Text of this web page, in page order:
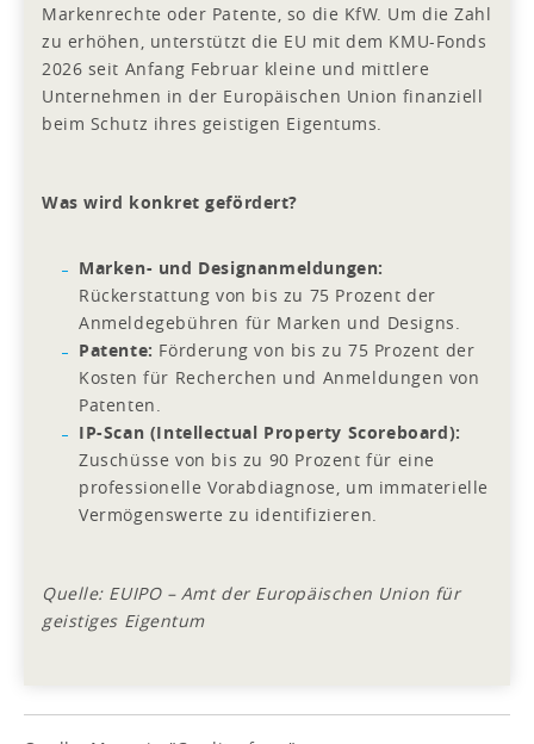
Markenrechte oder Patente, so die KfW. Um die Zahl
zu erhöhen, unterstützt die EU mit dem KMU-Fonds
2026 seit Anfang Februar kleine und mittlere
Unternehmen in der Europäischen Union finanziell
beim Schutz ihres geistigen Eigentums.
Was wird konkret gefördert?
Marken- und Designanmeldungen:
Rückerstattung von bis zu 75 Prozent der
Anmeldegebühren für Marken und Designs.
Patente: Förderung von bis zu 75 Prozent der
Kosten für Recherchen und Anmeldungen von
Patenten.
IP-Scan (Intellectual Property Scoreboard):
Zuschüsse von bis zu 90 Prozent für eine
professionelle Vorabdiagnose, um immaterielle
Vermögenswerte zu identifizieren.
Quelle: EUIPO – Amt der Europäischen Union für
geistiges Eigentum